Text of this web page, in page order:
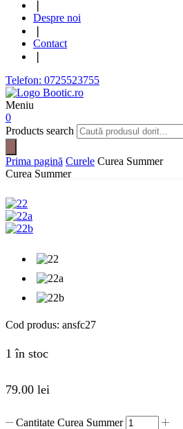
Despre noi
Contact
Telefon: 0725523755
Meniu
0
Products search
Prima pagină Curele Curea Summer
Curea Summer
Cod produs: ansfc27
1 în stoc
79.00 lei
Cantitate Curea Summer